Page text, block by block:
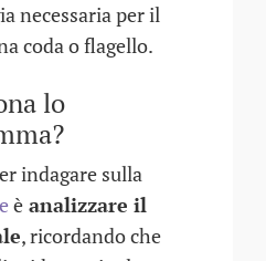
necessaria per il
coda o flagello.
lo
indagare sulla
è analizzare il
, ricordando che